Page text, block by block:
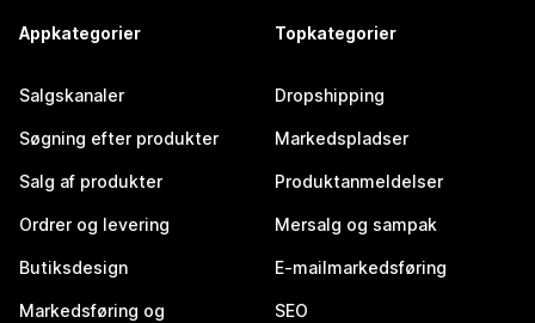
Appkategorier
Salgskanaler
Søgning efter produkter
Salg af produkter
Ordrer og levering
Butiksdesign
Markedsføring og
Topkategorier
Dropshipping
Markedspladser
Produktanmeldelser
Mersalg og sampak
E-mailmarkedsføring
SEO